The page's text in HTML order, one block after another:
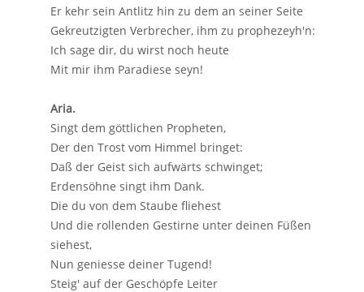
Er kehr sein Antlitz hin zu dem an seiner Seite
Gekreutzigten Verbrecher, ihm zu prophezeyh'n:
Ich sage dir, du wirst noch heute
Mit mir ihm Paradiese seyn!
Aria.
Singt dem göttlichen Propheten,
Der den Trost vom Himmel bringet:
Daß der Geist sich aufwärts schwinget;
Erdensöhne singt ihm Dank.
Die du von dem Staube fliehest
Und die rollenden Gestirne unter deinen Füßen
siehest,
Nun geniesse deiner Tugend!
Steig' auf der Geschöpfe Leiter